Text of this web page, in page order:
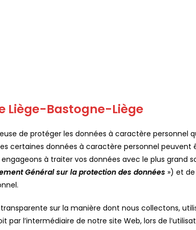
Liège-Bastogne-Liège
de protéger les données à caractère personnel
certaines données à caractère personnel
à traiter vos données avec le plus
Général sur la protection des données ») et
sur la manière dont nous collectons,
par l’intermédiaire de notre site Web, lors de